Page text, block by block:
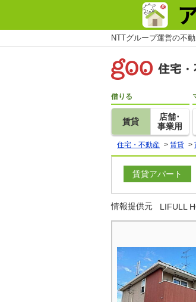
NTTグループ運営の不
借りる
賃貸
店舗･
事業用
住宅・不動産 > 賃貸 >
賃貸アパート
情報提供元 LIFULL